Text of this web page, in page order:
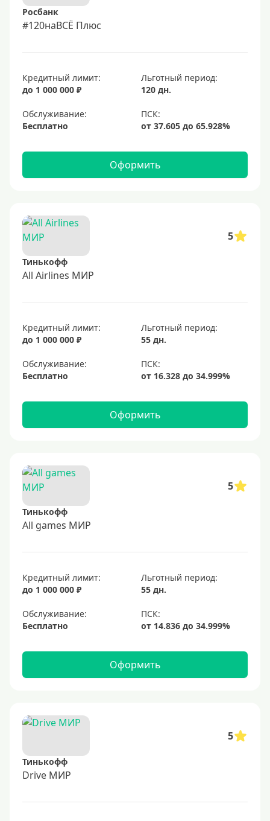
Росбанк
#120наВСЁ Плюс
Кредитный лимит:
до 1 000 000 ₽
Льготный период:
120 дн.
Обслуживание:
Бесплатно
Оформить
5
Тинькофф
All Airlines МИР
Кредитный лимит:
до 1 000 000 ₽
Льготный период:
55 дн.
Обслуживание:
Бесплатно
Оформить
5
Тинькофф
All games МИР
Кредитный лимит:
до 1 000 000 ₽
Льготный период:
55 дн.
Обслуживание:
Бесплатно
Оформить
5
Тинькофф
Drive МИР